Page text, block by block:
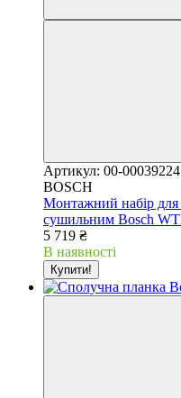
Артикул: 00-00039224
BOSCH
Монтажний набір для
сушильним Bosch
5 719 ₴
В наявності
Купити!